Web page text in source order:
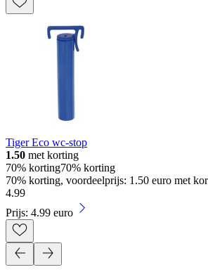
Tiger Eco wc-stop
1.50 met korting
70% korting70% korting
70% korting, voordeelprijs: 1.50 euro met
4.99
Prijs: 4.99 euro